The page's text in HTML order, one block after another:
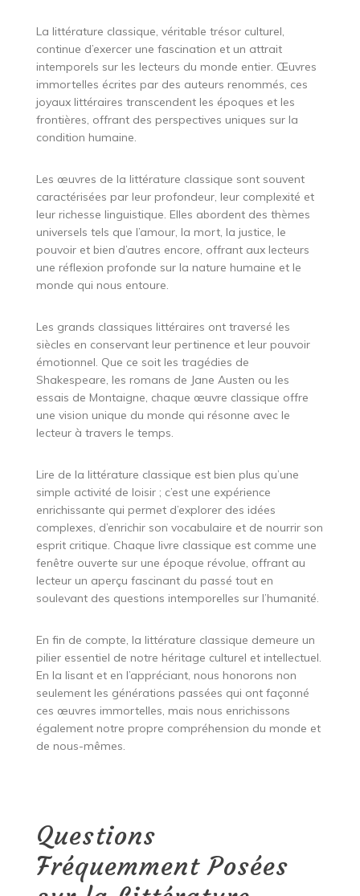
La littérature classique, véritable trésor culturel,
continue d’exercer une fascination et un attrait
intemporels sur les lecteurs du monde entier. Œuvres
immortelles écrites par des auteurs renommés, ces
joyaux littéraires transcendent les époques et les
frontières, offrant des perspectives uniques sur la
condition humaine.
Les œuvres de la littérature classique sont souvent
caractérisées par leur profondeur, leur complexité et
leur richesse linguistique. Elles abordent des thèmes
universels tels que l’amour, la mort, la justice, le
pouvoir et bien d’autres encore, offrant aux lecteurs
une réflexion profonde sur la nature humaine et le
monde qui nous entoure.
Les grands classiques littéraires ont traversé les
siècles en conservant leur pertinence et leur pouvoir
émotionnel. Que ce soit les tragédies de
Shakespeare, les romans de Jane Austen ou les
essais de Montaigne, chaque œuvre classique offre
une vision unique du monde qui résonne avec le
lecteur à travers le temps.
Lire de la littérature classique est bien plus qu’une
simple activité de loisir ; c’est une expérience
enrichissante qui permet d’explorer des idées
complexes, d’enrichir son vocabulaire et de nourrir son
esprit critique. Chaque livre classique est comme une
fenêtre ouverte sur une époque révolue, offrant au
lecteur un aperçu fascinant du passé tout en
soulevant des questions intemporelles sur l’humanité.
En fin de compte, la littérature classique demeure un
pilier essentiel de notre héritage culturel et intellectuel.
En la lisant et en l’appréciant, nous honorons non
seulement les générations passées qui ont façonné
ces œuvres immortelles, mais nous enrichissons
également notre propre compréhension du monde et
de nous-mêmes.
Questions
Fréquemment Posées